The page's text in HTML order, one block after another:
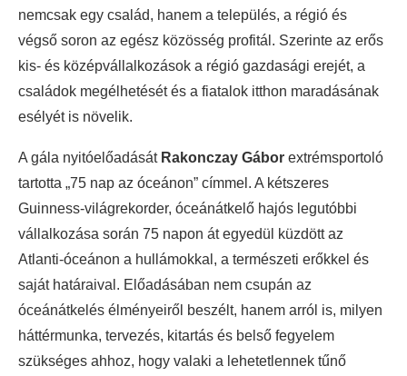
nemcsak egy család, hanem a település, a régió és
végső soron az egész közösség profitál. Szerinte az erős
kis- és középvállalkozások a régió gazdasági erejét, a
családok megélhetését és a fiatalok itthon maradásának
esélyét is növelik.
A gála nyitóelőadását Rakonczay Gábor extrémsportoló
tartotta „75 nap az óceánon” címmel. A kétszeres
Guinness-világrekorder, óceánátkelő hajós legutóbbi
vállalkozása során 75 napon át egyedül küzdött az
Atlanti-óceánon a hullámokkal, a természeti erőkkel és
saját határaival. Előadásában nem csupán az
óceánátkelés élményeiről beszélt, hanem arról is, milyen
háttérmunka, tervezés, kitartás és belső fegyelem
szükséges ahhoz, hogy valaki a lehetetlennek tűnő